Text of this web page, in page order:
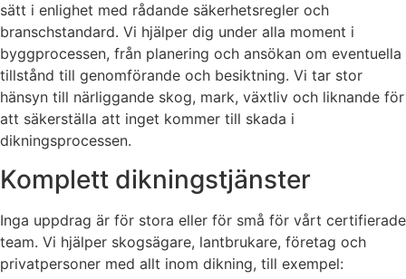
sätt i enlighet med rådande säkerhetsregler och
branschstandard. Vi hjälper dig under alla moment i
byggprocessen, från planering och ansökan om eventuella
tillstånd till genomförande och besiktning. Vi tar stor
hänsyn till närliggande skog, mark, växtliv och liknande för
att säkerställa att inget kommer till skada i
dikningsprocessen.
Komplett dikningstjänster
Inga uppdrag är för stora eller för små för vårt certifierade
team. Vi hjälper skogsägare, lantbrukare, företag och
privatpersoner med allt inom dikning, till exempel: